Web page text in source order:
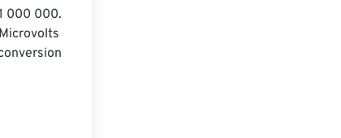
000 000.